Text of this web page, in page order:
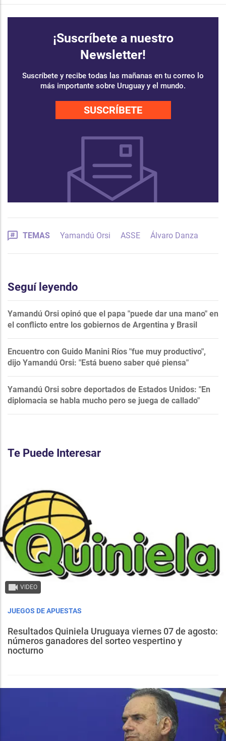
¡Suscríbete a nuestro
Newsletter!
Suscríbete y recibe todas las mañanas en tu correo lo
más importante sobre Uruguay y el mundo.
SUSCRÍBETE
TEMAS Yamandú Orsi ASSE Álvaro Danza
Seguí leyendo
Yamandú Orsi opinó que el papa "puede dar una mano" en
el conflicto entre los gobiernos de Argentina y Brasil
Encuentro con Guido Manini Ríos "fue muy productivo",
dijo Yamandú Orsi: "Está bueno saber qué piensa"
Yamandú Orsi sobre deportados de Estados Unidos: "En
diplomacia se habla mucho pero se juega de callado"
Te Puede Interesar
VIDEO
JUEGOS DE APUESTAS
Resultados Quiniela Uruguaya viernes 07 de agosto:
números ganadores del sorteo vespertino y
nocturno